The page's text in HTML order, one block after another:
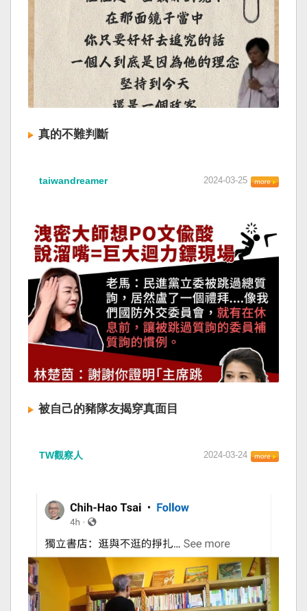
真的不難判斷
taiwandreamer 2024-03-25
被自己的豬隊友揭穿真面目
TW觀察人 2024-03-24